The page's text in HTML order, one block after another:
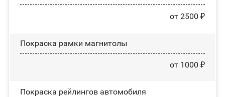
от 2500 ₽
Покраска рамки магнитолы
от 1000 ₽
Покраска рейлингов автомобиля